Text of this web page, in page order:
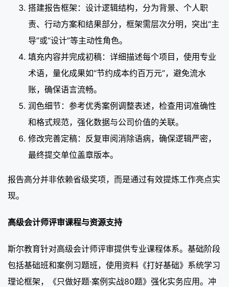
搭建报告框架：设计逻辑结构，分为背景、个人职
责、行动方案和结果部分，框架需层次分明，突出“主
导”或“设计”等主动性角色。
填充内容并完成初稿：详细描述每个项目，使用专业
术语，量化成果如“节约成本约百万元”，避免流水
账，确保语言流畅。
润色细节：参考优秀案例调整表述，检查用词准确性
和格式规范，强化数据与公司价值的关联。
修改完善定稿：反复审阅消除语病，确保逻辑严密，
最终提交单位盖章版本。
报告高分并非依赖省级奖项，而是通过有效提炼工作亮点实
现。
高级会计师评审课程与资源支持
斯尔教育针对高级会计师评审提供专业课程体系。基础阶段
包括基础班和案例习题班，使用资料《打好基础》系统学习
理论框架，《只做好题·案例实战80题》强化实务应用。冲